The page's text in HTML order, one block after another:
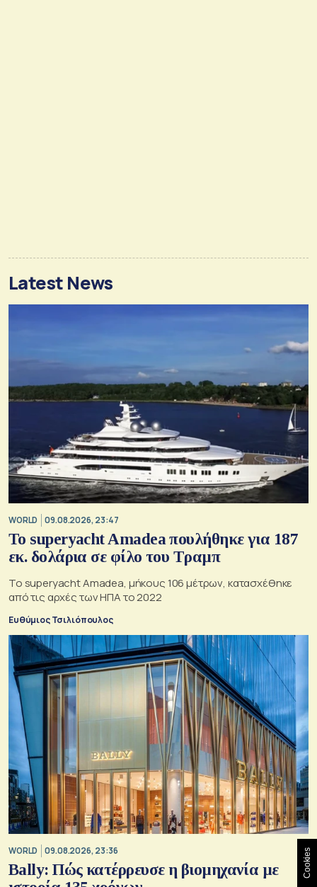
Latest News
WORLD 09.08.2026, 23:47
To superyacht Amadea πουλήθηκε για 187
εκ. δολάρια σε φίλο του Τραμπ
Το superyacht Amadea, μήκους 106 μέτρων, κατασχέθηκε
από τις αρχές των ΗΠΑ το 2022
Ευθύμιος Τσιλιόπουλος
WORLD 09.08.2026, 23:36
Bally: Πώς κατέρρευσε η βιομηχανία με
Cookies